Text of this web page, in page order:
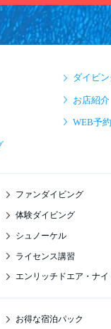
ダイビ
お店紹介
WEB予約
ファンダイビング
体験ダイビング
シュノーケル
ライセンス講習
エンリッチドエア・ナイ
お得な宿泊パック